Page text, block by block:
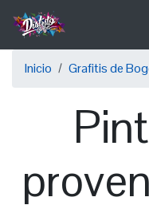
Pasar
contenido
principalSobrescribir
Inicio Grafitis de